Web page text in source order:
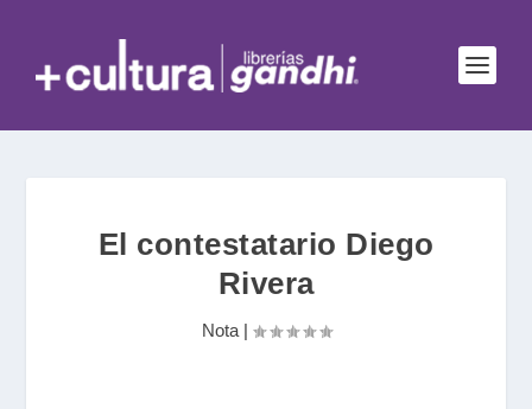
El contestatario Diego
Rivera
Nota|